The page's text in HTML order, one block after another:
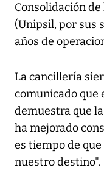
Consolidación de
(Unipsil, por sus
años de
La cancillería
comunicado que
demuestra que
ha mejorado
es tiempo de
nuestro destino".